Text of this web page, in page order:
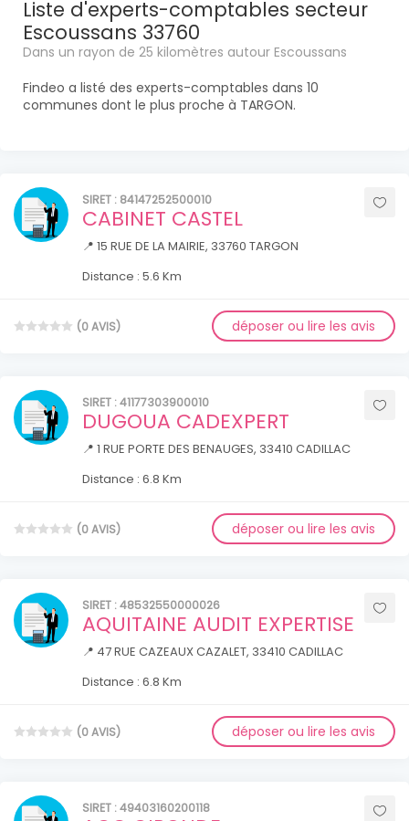
Liste d'experts-comptables secteur
Escoussans 33760
Dans un rayon de 25 kilomètres autour Escoussans
Findeo a listé des experts-comptables dans 10
communes dont le plus proche à TARGON.
SIRET : 84147252500010
CABINET CASTEL
📍 15 RUE DE LA MAIRIE, 33760 TARGON
Distance : 5.6 Km
(0 AVIS) déposer ou lire les avis
SIRET : 41177303900010
DUGOUA CADEXPERT
📍 1 RUE PORTE DES BENAUGES, 33410 CADILLAC
Distance : 6.8 Km
(0 AVIS) déposer ou lire les avis
SIRET : 48532550000026
AQUITAINE AUDIT EXPERTISE
📍 47 RUE CAZEAUX CAZALET, 33410 CADILLAC
Distance : 6.8 Km
(0 AVIS) déposer ou lire les avis
SIRET : 49403160200118